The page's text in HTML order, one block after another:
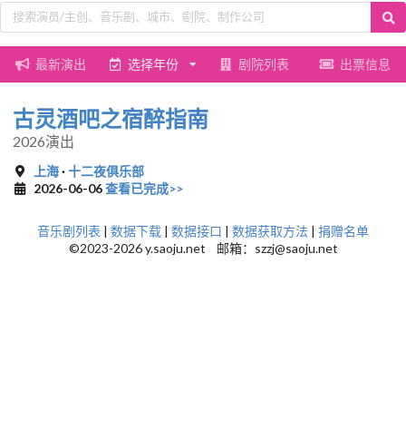
最新演出 选择年份 剧院列表 出票信息
古灵酒吧之宿醉指南
2026演出
上海·十二夜俱乐部
2026-06-06查看已完成>>
音乐剧列表 | 数据下载 | 数据接口 | 数据获取方法 | 捐赠名单
©2023-2026 y.saoju.net 邮箱：szzj@saoju.net